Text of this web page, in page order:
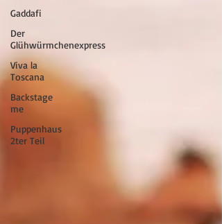
Gaddafi
Der
Glühwürmchenexpress
Viva la
Toscana
Backstage
me
Puppenhaus
2ter Teil